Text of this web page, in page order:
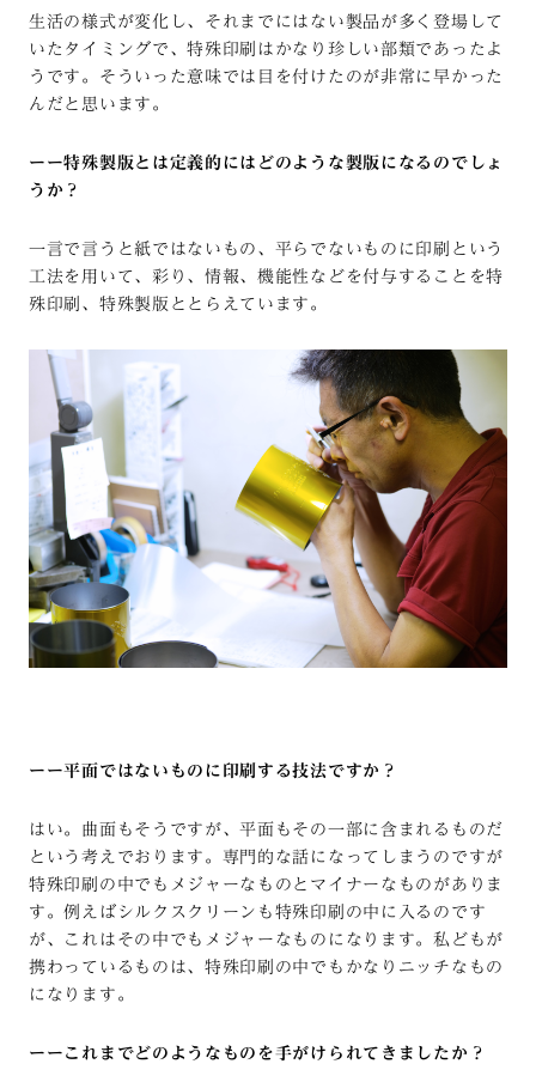
生活の様式が変化し、それまでにはない製品が多く登場して
いたタイミングで、特殊印刷はかなり珍しい部類であったよ
うです。そういった意味では目を付けたのが非常に早かった
んだと思います。
ーー特殊製版とは定義的にはどのような製版になるのでしょ
うか？
一言で言うと紙ではないもの、平らでないものに印刷という
工法を用いて、彩り、情報、機能性などを付与することを特
殊印刷、特殊製版ととらえています。
ーー平面ではないものに印刷する技法ですか？
はい。曲面もそうですが、平面もその一部に含まれるものだ
という考えでおります。専門的な話になってしまうのですが
特殊印刷の中でもメジャーなものとマイナーなものがありま
す。例えばシルクスクリーンも特殊印刷の中に入るのです
が、これはその中でもメジャーなものになります。私どもが
携わっているものは、特殊印刷の中でもかなりニッチなもの
になります。
ーーこれまでどのようなものを手がけられてきましたか？